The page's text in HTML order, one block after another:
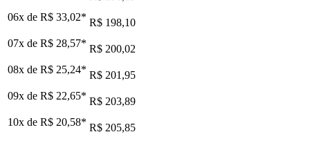
06x de R$ 33,02* R$ 198,10
07x de R$ 28,57* R$ 200,02
08x de R$ 25,24* R$ 201,95
09x de R$ 22,65* R$ 203,89
10x de R$ 20,58* R$ 205,85